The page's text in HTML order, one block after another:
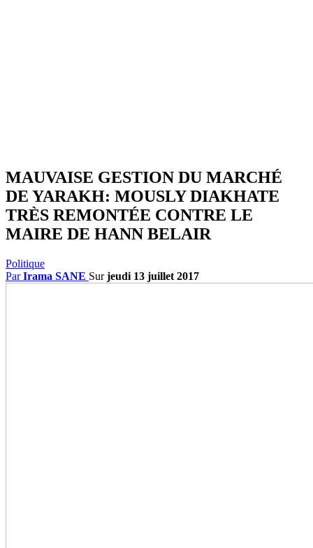
MAUVAISE GESTION DU MARCHÉ
DE YARAKH: MOUSLY DIAKHATE
TRÈS REMONTÉE CONTRE LE
MAIRE DE HANN BELAIR
Politique
ParIrama SANE Surjeudi 13 juillet 2017